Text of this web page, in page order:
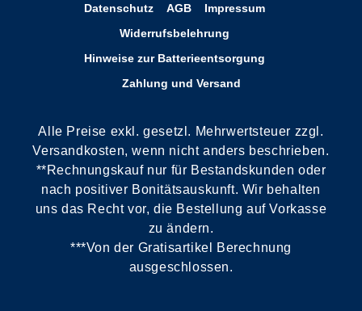
Datenschutz AGB
Impressum
Widerrufsbelehrung
Hinweise zur Batterieentsorgung
Zahlung und Versand
Alle Preise exkl. gesetzl. Mehrwertsteuer zzgl.
Versandkosten, wenn nicht anders beschrieben.
**Rechnungskauf nur für Bestandskunden oder
nach positiver Bonitätsauskunft. Wir behalten
uns das Recht vor, die Bestellung auf Vorkasse
zu ändern.
***Von der Gratisartikel Berechnung
ausgeschlossen.